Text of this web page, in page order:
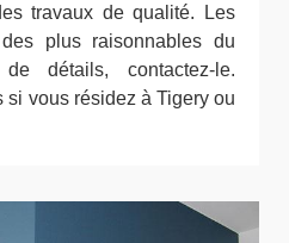
travaux de qualité. Les
plus raisonnables du
détails, contactez-le.
si vous résidez à Tigery ou